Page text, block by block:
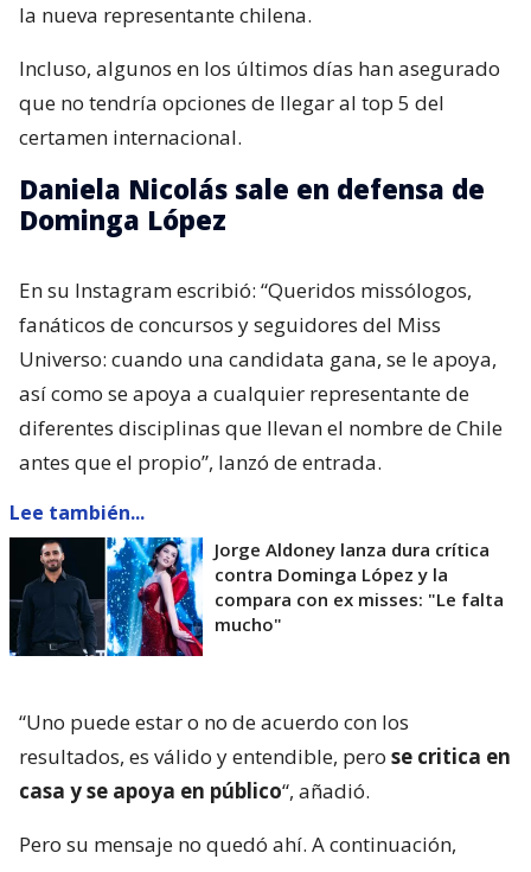
la nueva representante chilena.
Incluso, algunos en los últimos días han asegurado
que no tendría opciones de llegar al top 5 del
certamen internacional.
Daniela Nicolás sale en defensa de
Dominga López
En su Instagram escribió: “Queridos missólogos,
fanáticos de concursos y seguidores del Miss
Universo: cuando una candidata gana, se le apoya,
así como se apoya a cualquier representante de
diferentes disciplinas que llevan el nombre de Chile
antes que el propio”, lanzó de entrada.
Lee también...
Jorge Aldoney lanza dura crítica
contra Dominga López y la
compara con ex misses: "Le falta
mucho"
“Uno puede estar o no de acuerdo con los
resultados, es válido y entendible, pero se critica en
casa y se apoya en público“, añadió.
Pero su mensaje no quedó ahí. A continuación,